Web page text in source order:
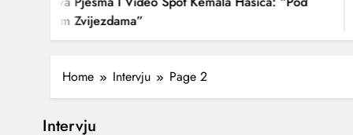
Ovim Zvijezdama”
Home Intervju Page 2
Intervju